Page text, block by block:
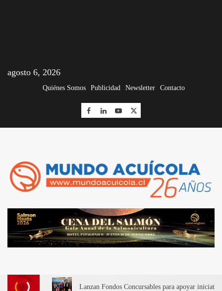
agosto 6, 2026
Quiénes Somos Publicidad Newsletter Contacto
Lanzan Fondos Concursables para apoyar